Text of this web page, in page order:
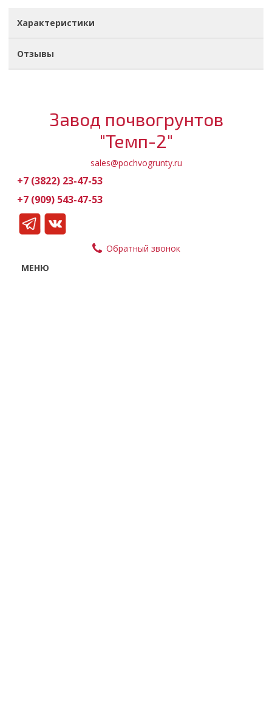
Характеристики
Отзывы
Завод почвогрунтов
"Темп-2"
sales@pochvogrunty.ru
+7 (3822) 23-47-53
+7 (909) 543-47-53
Обратный звонок
МЕНЮ